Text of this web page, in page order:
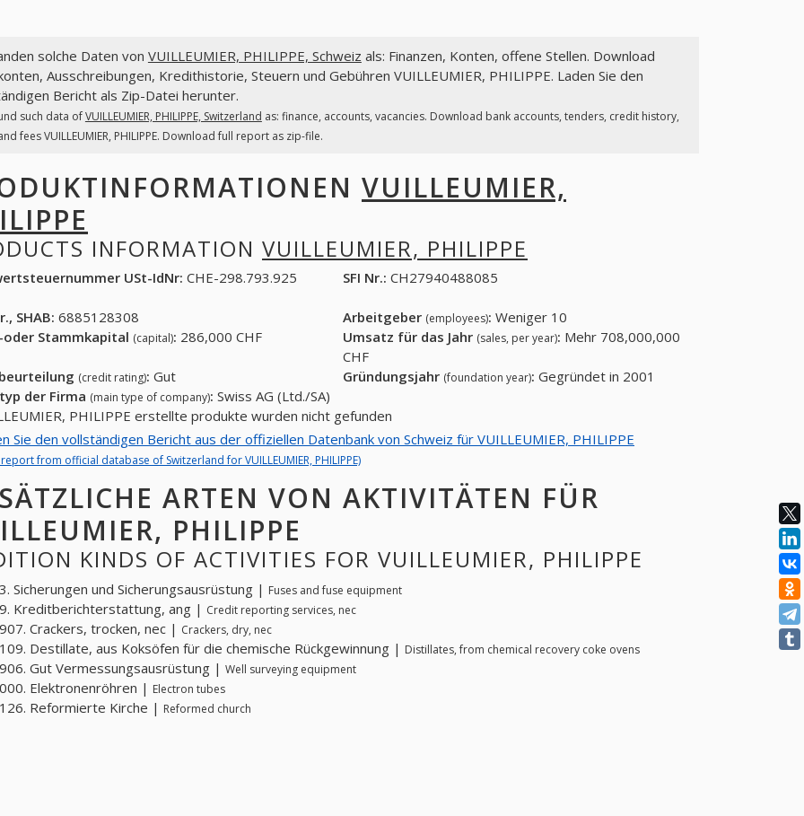
solche Daten von VUILLEUMIER, PHILIPPE, Schweiz als: Finanzen, Konten, offene Stellen. Download
Ausschreibungen, Kredithistorie, Steuern und Gebühren VUILLEUMIER, PHILIPPE. Laden Sie den
Bericht als Zip-Datei herunter.
such data ofVUILLEUMIER, PHILIPPE, Switzerland as: finance, accounts, vacancies. Download bank accounts, tenders, credit history,
fees VUILLEUMIER, PHILIPPE. Download full report as zip-file.
VUILLEUMIER,
INFORMATION VUILLEUMIER, PHILIPPE
USt-IdNr: CHE-298.793.925 SFI Nr.: CH27940488085
SHAB: 6885128308 Arbeitgeber (employees): Weniger 10
oder Stammkapital (capital): 286,000 CHF Umsatz für das Jahr (sales, per year): Mehr 708,000,000
CHF
(credit rating): Gut Gründungsjahr (foundation year): Gegründet in 2001
der Firma (main type of company): Swiss AG (Ltd./SA)
PHILIPPE erstellte produkte wurden nicht gefunden
Sie den vollständigen Bericht aus der offiziellen Datenbank von Schweiz für VUILLEUMIER, PHILIPPE
from official database of Switzerland for VUILLEUMIER, PHILIPPE)
ARTEN VON AKTIVITÄTEN FÜR
PHILIPPE
KINDS OF ACTIVITIES FOR VUILLEUMIER, PHILIPPE
Sicherungen und Sicherungsausrüstung | Fuses and fuse equipment
Kreditberichterstattung, ang | Credit reporting services, nec
Crackers, trocken, nec | Crackers, dry, nec
Destillate, aus Koksöfen für die chemische Rückgewinnung | Distillates, from chemical recovery coke ovens
Gut Vermessungsausrüstung | Well surveying equipment
Elektronenröhren | Electron tubes
Reformierte Kirche | Reformed church